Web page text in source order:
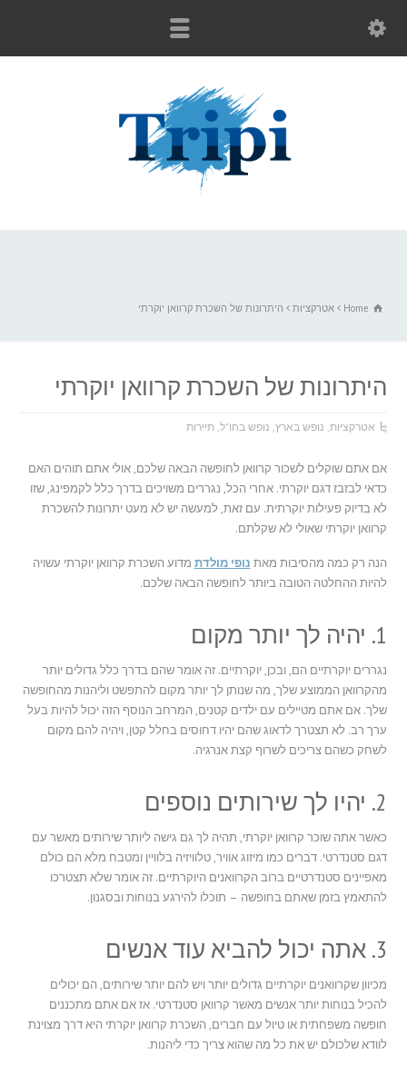
Home אטרקציות היתרונות של השכרת קרוואן יוקרתי
היתרונות של השכרת קרוואן יוקרתי
אטרקציות, נופש בארץ, נופש בחו"ל,תיירות
אם אתם שוקלים לשכור קרוואן לחופשה הבאה שלכם, אולי אתם תוהים האם
כדאי לבזבז דגם יוקרתי. אחרי הכל, נגררים משויכים בדרך כלל לקמפינג, שזו
לא בדיוק פעילות יוקרתית. עם זאת, למעשה יש לא מעט יתרונות להשכרת
קרוואן יוקרתי שאולי לא שקלתם.
הנה רק כמה מהסיבות מאת נופי מולדת מדוע השכרת קרוואן יוקרתי עשויה
להיות ההחלטה הטובה ביותר לחופשה הבאה שלכם.
1. יהיה לך יותר מקום
נגררים יוקרתיים הם, ובכן, יוקרתיים. זה אומר שהם בדרך כלל גדולים יותר
מהקרוואן הממוצע שלך, מה שנותן לך יותר מקום להתפשט וליהנות מהחופשה
שלך. אם אתם מטיילים עם ילדים קטנים, המרחב הנוסף הזה יכול להיות בעל
ערך רב. לא תצטרך לדאוג שהם יהיו דחוסים בחלל קטן, ויהיה להם מקום
לשחק כשהם צריכים לשרוף קצת אנרגיה.
2. יהיו לך שירותים נוספים
כאשר אתה שוכר קרוואן יוקרתי, תהיה לך גם גישה ליותר שירותים מאשר עם
דגם סטנדרטי. דברים כמו מיזוג אוויר, טלוויזיה בלוויין ומטבח מלא הם כולם
מאפיינים סטנדרטיים ברוב הקרוואנים היוקרתיים. זה אומר שלא תצטרכו
להתאמץ בזמן שאתם בחופשה – תוכלו להירגע בנוחות ובסגנון.
3. אתה יכול להביא עוד אנשים
מכיוון שקרוואנים יוקרתיים גדולים יותר ויש להם יותר שירותים, הם יכולים
להכיל בנוחות יותר אנשים מאשר קרוואן סטנדרטי. אז אם אתם מתכננים
חופשה משפחתית או טיול עם חברים, השכרת קרוואן יוקרתי היא דרך מצוינת
לוודא שלכולם יש את כל מה שהוא צריך כדי ליהנות.